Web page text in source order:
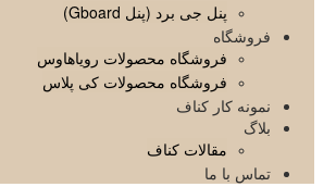
پنل جی برد (پنل Gboard)
فروشگاه
فروشگاه محصولات رویاهاوس
فروشگاه محصولات کی پلاس
نمونه کار کناف
بلاگ
مقالات کناف
تماس با ما